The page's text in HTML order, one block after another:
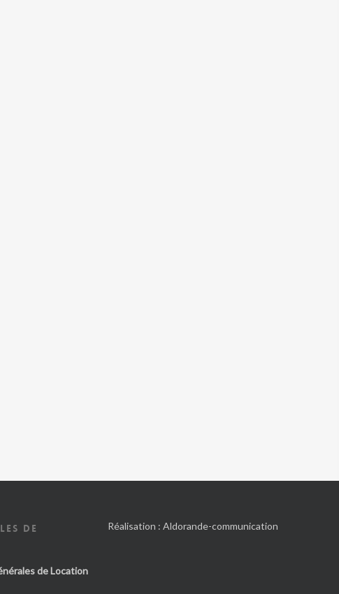
DE
de Location
Réalisation :Aldorande-communication